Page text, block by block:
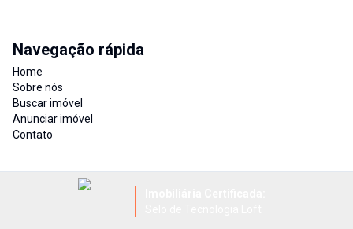
Navegação rápida
Home
Sobre nós
Buscar imóvel
Anunciar imóvel
Contato